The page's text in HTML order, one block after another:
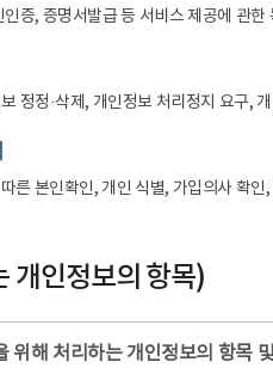
증, 증명서발급 등 서비스 제공에 관
정정·삭제, 개인정보 처리정지 요구,
른 본인확인, 개인 식별, 가입의사 확
개인정보의 항목)
위해 처리하는 개인정보의 항목